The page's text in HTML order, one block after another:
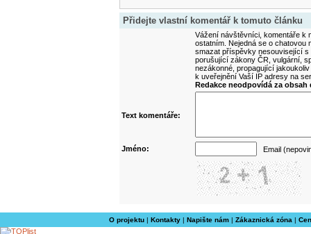
Přidejte vlastní komentář k tomuto článku
Vážení návštěvníci, komentáře k
ostatním. Nejedná se o
smazat příspěvky nesouvisející
porušující zákony ČR, vulgární,
nezákonné, propagující
k uveřejnění Vaší IP adresy na
Redakce neodpovídá za
Text komentáře:
Jméno: Email
O projektu| Kontakty| Napište nám| Zákaznická zóna |